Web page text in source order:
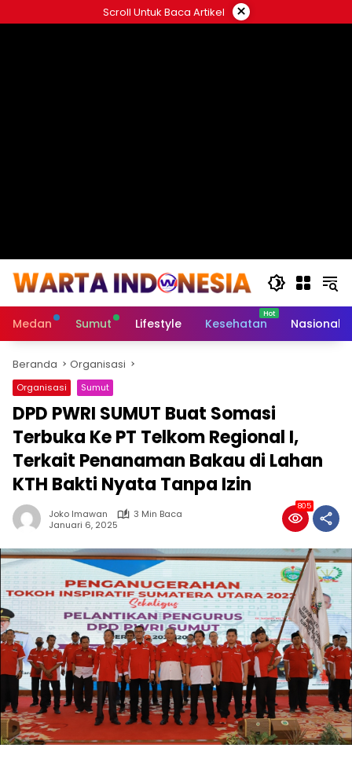
ke
Scroll Untuk Baca Artikel ×
Medan Sumut Lifestyle Kesehatan Nasional
Beranda Organisasi
Organisasi Sumut
DPD PWRI SUMUT Buat Somasi
Terbuka Ke PT Telkom Regional I,
Terkait Penanaman Bakau di Lahan
KTH Bakti Nyata Tanpa Izin
Joko Imawan
3 Min Baca
Januari 6, 2025
805